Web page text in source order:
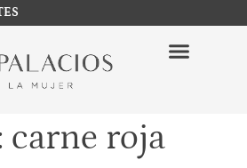
carne roja